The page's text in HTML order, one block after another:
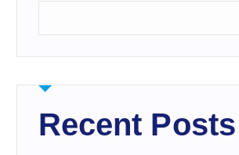
Recent Posts